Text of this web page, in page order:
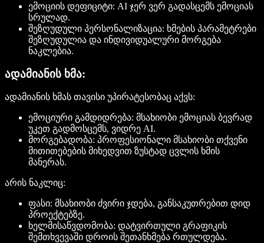
ემოციის დეფიციტი: AI ჯერ ვერ გადასცემს ემოციას
სრულად.
შეზღუდული პერსონალიზაცია: ხმების პარამეტრები
შეზღუდულია და ინდივიდუალური მორგება
ნაკლებია.
ადამიანის ხმა:
ადამიანის ხმას თავისი უპირატესობაც აქვს:
ემოციური გამდიდრება: მსახიობი ემოციას ბევრად
უკეთ გადმოსცემს, ვიდრე AI.
მორგებადობა: პროფესიონალი მსახიობი თქვენი
მითითებების მიხედვით ზუსტად ცვლის ხმის
მანერას.
არის ნაკლიც:
ფასი: მსახიობი ძვირი ჯდება, განსაკუთრებით დიდ
პროექტებზე.
ხელმისაწვდომობა: დატვირთული გრაფიკის
შემთხვევაში დროის შეთანხმება რთულდება.